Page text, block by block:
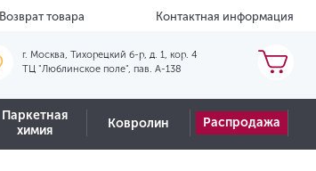
Возврат товара Контактная информация
г. Москва, Тихорецкий б-р, д. 1, кор. 4
ТЦ "Люблинское поле", пав. А-138
Паркетная
химия
Ковролин Распродажа